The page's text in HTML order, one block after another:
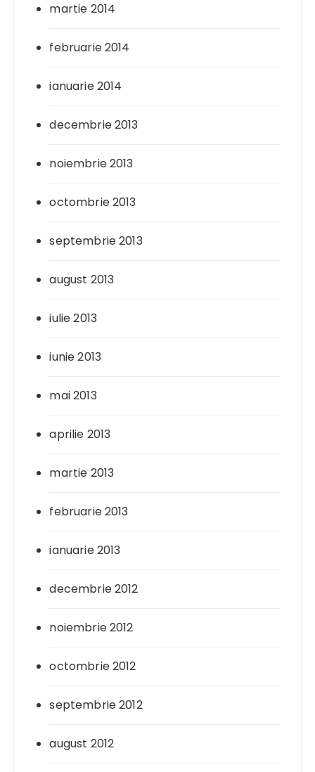
martie 2014
februarie 2014
ianuarie 2014
decembrie 2013
noiembrie 2013
octombrie 2013
septembrie 2013
august 2013
iulie 2013
iunie 2013
mai 2013
aprilie 2013
martie 2013
februarie 2013
ianuarie 2013
decembrie 2012
noiembrie 2012
octombrie 2012
septembrie 2012
august 2012